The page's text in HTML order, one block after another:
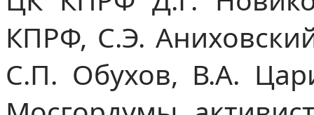
КПРФ, С.Э.
С.П. Обухов, В.А.